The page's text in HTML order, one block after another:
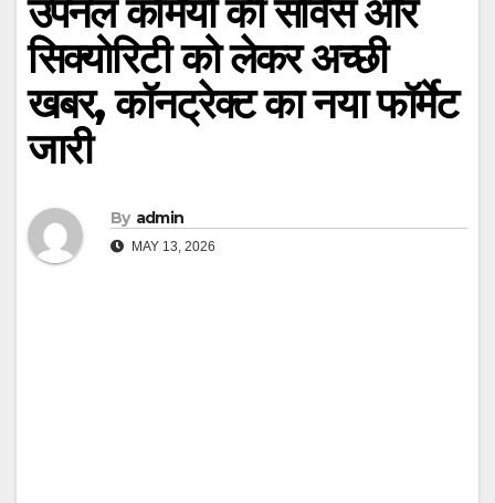
उपनल कर्मियों की सर्विस और
सिक्योरिटी को लेकर अच्छी
खबर, कॉनट्रेक्ट का नया फॉर्मेट
जारी
By admin
MAY 13, 2026